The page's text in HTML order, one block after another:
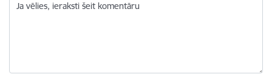
Ja vēlies, ieraksti šeit komentāru